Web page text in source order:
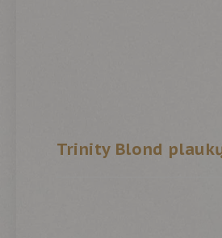
Trinity Blond